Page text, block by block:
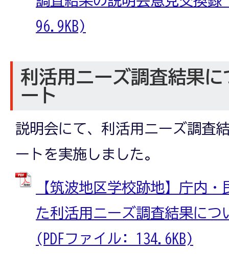
96.9KB)
利活用ニーズ調査結果
ート
説明会にて、利活用ニーズ調査
ートを実施しました。
【筑波地区学校跡地】庁内
た利活用ニーズ調査結果につ
(PDFファイル: 134.6KB)